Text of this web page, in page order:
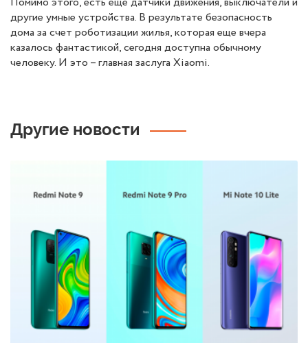
другие умные устройства. В результате безопасность
дома за счет роботизации жилья, которая еще вчера
казалось фантастикой, сегодня доступна обычному
человеку. И это – главная заслуга Xiaomi.
Другие новости